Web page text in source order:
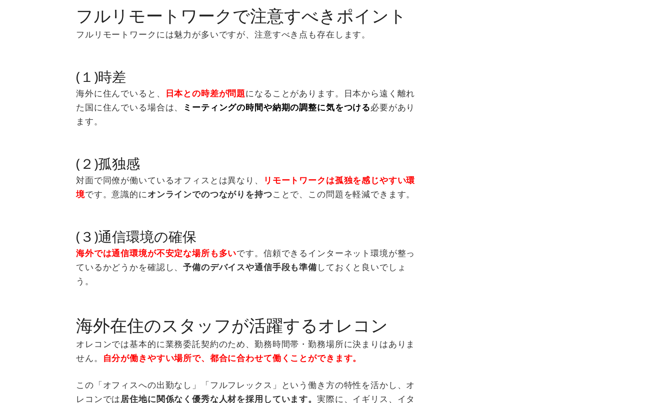
フルリモートワークで注意すべきポイント
フルリモートワークには魅力が多いですが、注意すべき点も存在します。
(１)時差
海外に住んでいると、 日本との時差が問題になることがあります。日本から遠く離れ
た国に住んでいる場合は、
ミーティングの時間や納期の調整に気をつける必要があり
ます。
(２)孤独感
対面で同僚が働いているオフィスとは異なり、
リモートワークは孤独を感じやすい環
境です。意識的にオンラインでのつながりを持つことで、この問題を軽減できます。
(３)通信環境の確保
海外では通信環境が不安定な場所も多いです。信頼できるインターネット環境が整っ
ているかどうかを確認し、予備のデバイスや通信手段も準備しておくと良いでしょ
う。
海外在住のスタッフが活躍するオレコン
オレコンでは基本的に業務委託契約のため、勤務時間帯・勤務場所に決まりはありま
せん。
自分が働きやすい場所で、都合に合わせて働くことができます。
この「オフィスへの出勤なし」「フルフレックス」という働き方の特性を活かし、オ
レコンでは 居住地に関係なく優秀な人材を採用しています。 実際に、イギリス、イタ